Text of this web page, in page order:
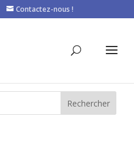
Contactez-nous !
Rechercher